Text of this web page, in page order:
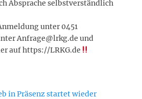
Absprache selbstverständlich
unter 0451
Anfrage@lrkg.de und
auf https://LRKG.de
in Präsenz startet wieder